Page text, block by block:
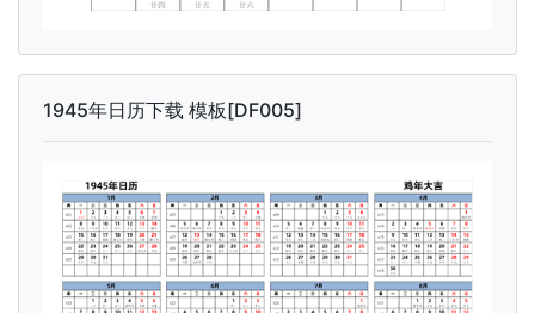
1945年日历下载 模板[DF005]